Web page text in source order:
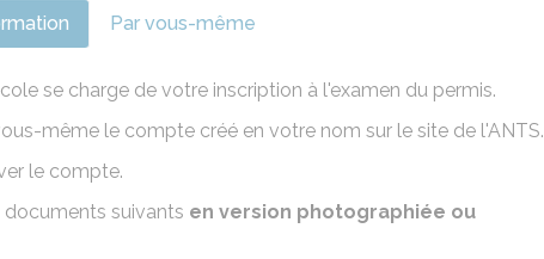
Par vous-même
se charge de votre inscription à l'examen du permis.
même le compte créé en votre nom sur le site de l'ANTS.
le compte.
suivants en version photographiée ou